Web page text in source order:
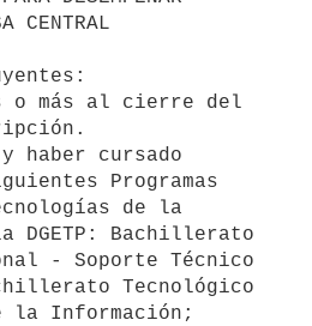
CENTRAL
o más al cierre del
haber cursado
Programas
de la
DGETP: Bachillerato
- Soporte Técnico
Tecnológico
la Información;